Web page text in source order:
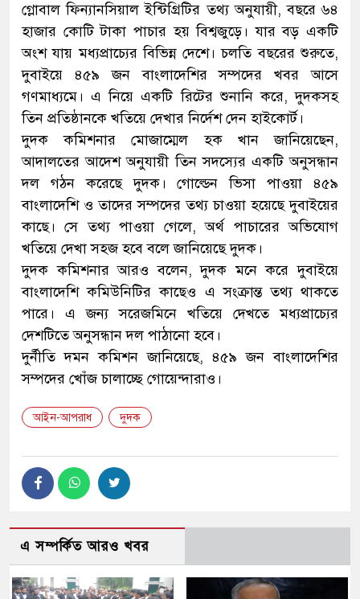
গ্লোবাল ফিন্যানসিয়াল ইন্টিগ্রিটির তথ্য অনুযায়ী, বছরে ৬৪
হাজার কোটি টাকা পাচার হয় বিশ্বজুড়ে। যার বড় একটি
অংশ যায় মধ্যপ্রাচ্যের বিভিন্ন দেশে। চলতি বছরের শুরুতে,
দুবাইয়ে ৪৫৯ জন বাংলাদেশির সম্পদের খবর আসে
গণমাধ্যমে। এ নিয়ে একটি রিটের শুনানি করে, দুদকসহ
তিন প্রতিষ্ঠানকে খতিয়ে দেখার নির্দেশ দেন হাইকোর্ট।
দুদক কমিশনার মোজাম্মেল হক খান জানিয়েছেন,
আদালতের আদেশ অনুযায়ী তিন সদস্যের একটি অনুসন্ধান
দল গঠন করেছে দুদক। গোল্ডেন ভিসা পাওয়া ৪৫৯
বাংলাদেশি ও তাদের সম্পদের তথ্য চাওয়া হয়েছে দুবাইয়ের
কাছে। সে তথ্য পাওয়া গেলে, অর্থ পাচারের অভিযোগ
খতিয়ে দেখা সহজ হবে বলে জানিয়েছে দুদক।
দুদক কমিশনার আরও বলেন, দুদক মনে করে দুবাইয়ে
বাংলাদেশি কমিউনিটির কাছেও এ সংক্রান্ত তথ্য থাকতে
পারে। এ জন্য সরেজমিনে খতিয়ে দেখতে মধ্যপ্রাচ্যের
দেশটিতে অনুসন্ধান দল পাঠানো হবে।
দুর্নীতি দমন কমিশন জানিয়েছে, ৪৫৯ জন বাংলাদেশির
সম্পদের খোঁজ চালাচ্ছে গোয়েন্দারাও।
আইন-আপরাধ দুদক
এ সম্পর্কিত আরও খবর